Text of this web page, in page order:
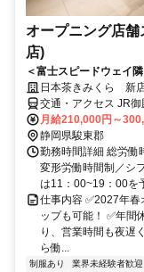
オープニング店
店)
＜富士スピードウェイ
日本茶きみくら 新
レストテラス)
交通・アクセス JR御
御殿場インターより
月給210,000円～
静岡県駿東郡
勤務時間詳細 総労働
変形労働時間制／シ
は11：00~19：00を
仕事内容 ✅2027年
ップも可能！ ✅年
り、営業時間も夜遅
ら働...
制服あり 業界未経験者歓迎